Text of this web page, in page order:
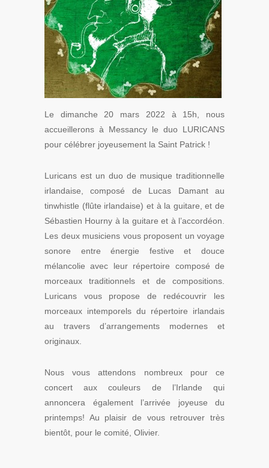
Le dimanche 20 mars 2022 à 15h, nous
accueillerons à Messancy le duo LURICANS
pour célébrer joyeusement la Saint Patrick !
Luricans est un duo de musique traditionnelle
irlandaise, composé de Lucas Damant au
tinwhistle (flûte irlandaise) et à la guitare, et de
Sébastien Hourny à la guitare et à l’accordéon.
Les deux musiciens vous proposent un voyage
sonore entre énergie festive et douce
mélancolie avec leur répertoire composé de
morceaux traditionnels et de compositions.
Luricans vous propose de redécouvrir les
morceaux intemporels du répertoire irlandais
au travers d’arrangements modernes et
originaux.
Nous vous attendons nombreux pour ce
concert aux couleurs de l’Irlande qui
annoncera également l’arrivée joyeuse du
printemps! Au plaisir de vous retrouver très
bientôt, pour le comité, Olivier.